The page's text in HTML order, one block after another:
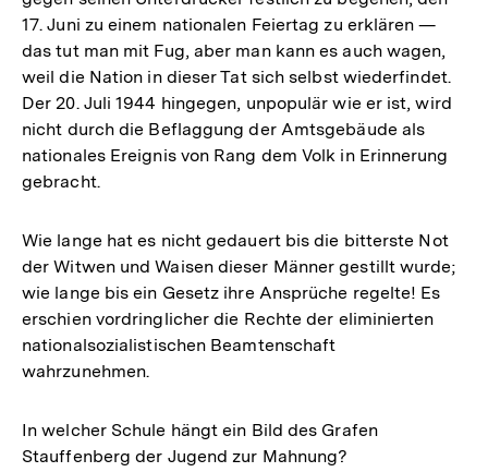
17. Juni zu einem nationalen Feiertag zu erklären —
das tut man mit Fug, aber man kann es auch wagen,
weil die Nation in dieser Tat sich selbst wiederfindet.
Der 20. Juli 1944 hingegen, unpopulär wie er ist, wird
nicht durch die Beflaggung der Amtsgebäude als
nationales Ereignis von Rang dem Volk in Erinnerung
gebracht.
Wie lange hat es nicht gedauert bis die bitterste Not
der Witwen und Waisen dieser Männer gestillt wurde;
wie lange bis ein Gesetz ihre Ansprüche regelte! Es
erschien vordringlicher die Rechte der eliminierten
nationalsozialistischen Beamtenschaft
wahrzunehmen.
In welcher Schule hängt ein Bild des Grafen
Stauffenberg der Jugend zur Mahnung?